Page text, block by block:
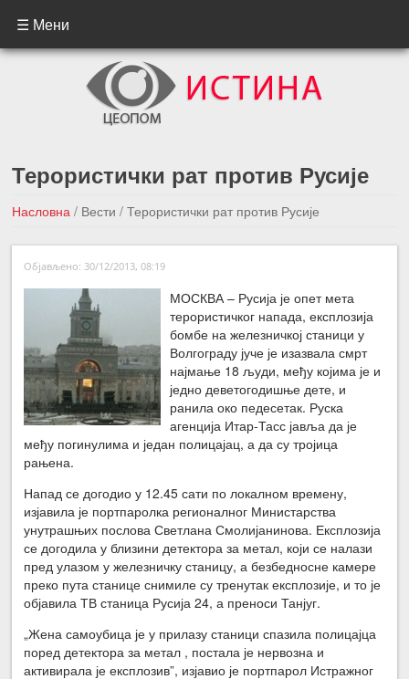
☰ Мени
Терористички рат против Русије
Насловна / Вести/ Терористички рат против Русије
←Претходна вест
Следећа вест →
Објављено: 30/12/2013, 08:19
МОСКВА – Русија је опет мета
терористичког напада, експлозија
бомбе на железничкој станици у
Волгограду јуче је изазвала смрт
најмање 18 људи, међу којима је и
једно деветогодишње дете, и
ранила око педесетак. Руска
агенција Итар-Тасс јавља да је
међу погинулима и један полицајац, а да су тројица
рањена.
Напад се догодио у 12.45 сати по локалном времену,
изјавила је портпаролка регионалног Министарства
унутрашњих послова Светлана Смолијанинова. Експлозија
се догодила у близини детектора за метал, који се налази
пред улазом у железничку станицу, а безбедносне камере
преко пута станице снимиле су тренутак експлозије, и то је
објавила ТВ станица Русија 24, а преноси Танјуг.
„Жена самоубица је у прилазу станици спазила полицајца
поред детектора за метал , постала је нервозна и
активирала је експлозив”, изјавио је портпарол Истражног